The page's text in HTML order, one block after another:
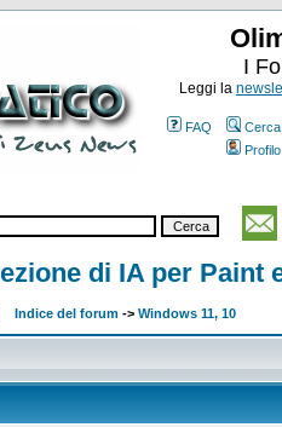
I
Leggi la
FAQ
Cerca
Profilo
di IA per Paint
Indice del forum -> Windows 11, 10